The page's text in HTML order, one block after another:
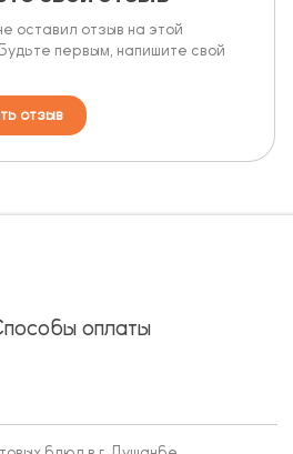
оставил отзыв на этой
первым, напишите свой
отзыв
оплаты